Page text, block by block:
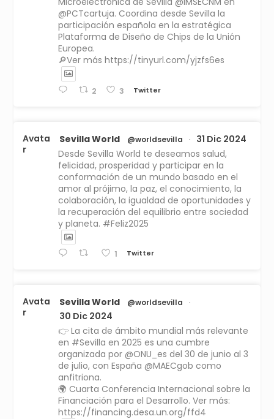
@PCTcartuja. Coordina desde Sevilla la
participación española en la estratégica
Plataforma de Diseño de Chips de la Unión
Europea.
🔎Ver más https://tinyurl.com/yjzfs6es
2 3 Twitter
Avata
r
Sevilla World @worldsevilla ·
31 Dic 2024
Desde Sevilla World te deseamos salud,
felicidad, prosperidad y participar en la
conformación de un mundo basado en el
amor al prójimo, la paz, el conocimiento, la
colaboración, la igualdad de oportunidades y
la recuperación del equilibrio entre sociedad
y planeta. #Feliz2025
1 Twitter
Avata
r
Sevilla World @worldsevilla ·
30 Dic 2024
👉 La cita de ámbito mundial más relevante
en #Sevilla en 2025 es una cumbre
organizada por @ONU_es del 30 de junio al 3
de julio, con España @MAECgob como
anfitriona.
🌍 Cuarta Conferencia Internacional sobre la
Financiación para el Desarrollo. Ver más:
https://financing.desa.un.org/ffd4